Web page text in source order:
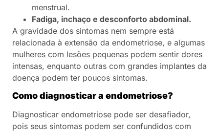
menstrual.
Fadiga, inchaço e desconforto abdominal.
A gravidade dos sintomas nem sempre está
relacionada à extensão da endometriose, e algumas
mulheres com lesões pequenas podem sentir dores
intensas, enquanto outras com grandes implantes da
doença podem ter poucos sintomas.
Como diagnosticar a endometriose?
Diagnosticar endometriose pode ser desafiador,
pois seus sintomas podem ser confundidos com